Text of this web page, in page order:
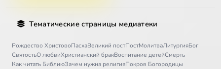
Тематические страницы медиатеки
Рождество ХристовоПасхаВеликий постПостМолитваЛитургияБог
СвятостьО любвиХристианский бракВоспитание детейСмерть
Как читать БиблиюЗачем нужна религияПокров Богородицы